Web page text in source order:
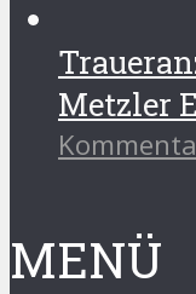
Metzler
MENÜ